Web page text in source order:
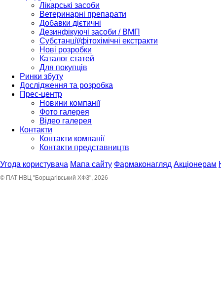
Лікарські засоби
Ветеринарні препарати
Добавки дієтичні
Дезинфікуючі засоби / ВМП
Субстанції/фітохімічні екстракти
Нові розробки
Каталог статей
Для покупців
Ринки збуту
Дослідження та розробка
Прес-центр
Новини компанії
Фото галерея
Відео галерея
Контакти
Контакти компанії
Контакти представництв
Угода користувача Мапа сайту Фармаконагляд Акціонерам
© ПАТ НВЦ "Борщагівський ХФЗ", 2026